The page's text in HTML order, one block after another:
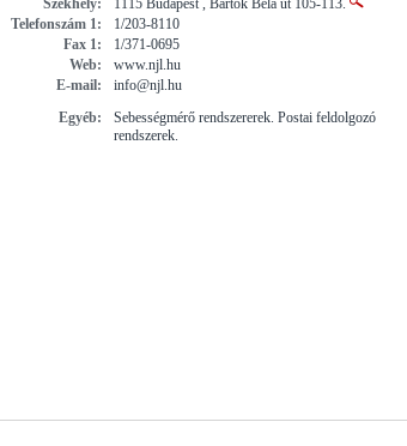
Telefonszám 1:
1/203-8110
Fax 1:
1/371-0695
Web:
www.njl.hu
E-mail:
info@njl.hu
Egyéb:
Sebességmérő rendszererek. Postai feldolgozó
rendszerek.